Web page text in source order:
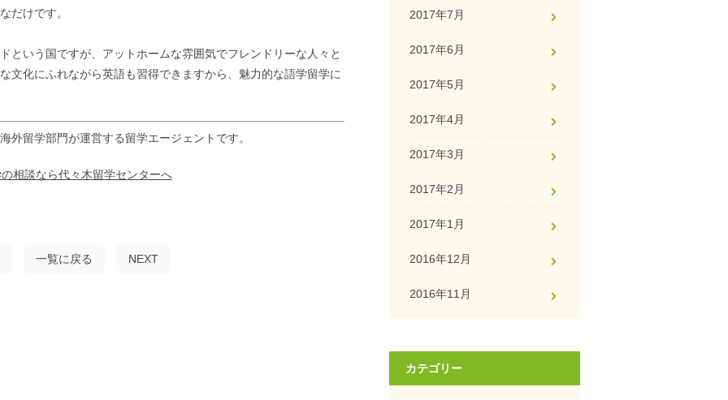
だけです。
という国ですが、アットホームな雰囲気でフレンドリーな人々と
文化にふれながら英語も習得できますから、魅力的な語学留学に
外留学部門が運営する留学エージェントです。
相談なら代々木留学センターへ
一覧に戻る NEXT
2017年7月
2017年6月
2017年5月
2017年4月
2017年3月
2017年2月
2017年1月
2016年12月
2016年11月
カテゴリー